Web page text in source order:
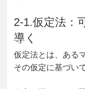
2-1.仮定法：
導く
仮定法とは、ある
その仮定に基づい